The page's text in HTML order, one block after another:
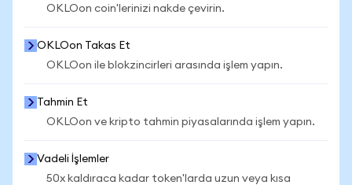
OKLOon coin'lerinizi nakde çevirin.
OKLOon Takas Et
OKLOon ile blokzincirleri arasında işlem yapın.
Tahmin Et
OKLOon ve kripto tahmin piyasalarında işlem yapın.
Vadeli İşlemler
50x kaldıraca kadar token'larda uzun veya kısa